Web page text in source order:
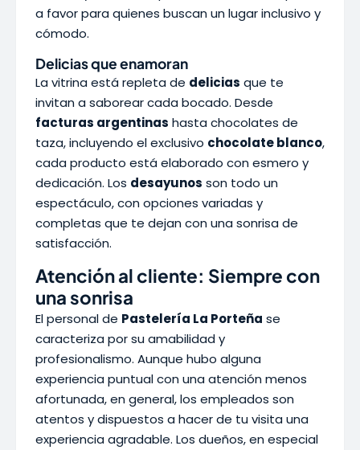
a favor para quienes buscan un lugar inclusivo y
cómodo.
Delicias que enamoran
La vitrina está repleta de delicias que te
invitan a saborear cada bocado. Desde
facturas argentinas hasta chocolates de
taza, incluyendo el exclusivo chocolate blanco,
cada producto está elaborado con esmero y
dedicación. Los desayunos son todo un
espectáculo, con opciones variadas y
completas que te dejan con una sonrisa de
satisfacción.
Atención al cliente: Siempre con
una sonrisa
El personal de Pastelería La Porteña se
caracteriza por su amabilidad y
profesionalismo. Aunque hubo alguna
experiencia puntual con una atención menos
afortunada, en general, los empleados son
atentos y dispuestos a hacer de tu visita una
experiencia agradable. Los dueños, en especial